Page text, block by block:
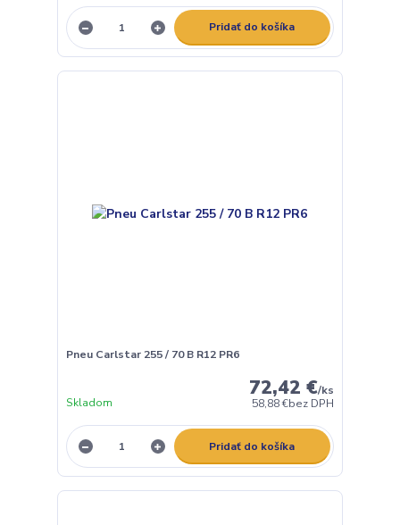
Pridať do košíka
Pneu Carlstar 255 / 70 B R12 PR6
72,42 €/ks
58,88 €bez DPH
Skladom
Pridať do košíka